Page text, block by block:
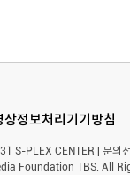
상정보처리기기방침
S-PLEX CENTER | 문
Foundation TBS. All